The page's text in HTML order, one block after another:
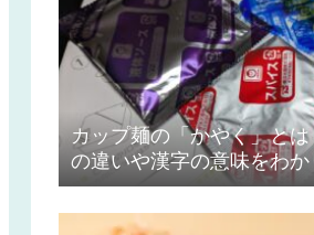
カップ麺の「かやく」とは
の違いや漢字の意味をわか
解説